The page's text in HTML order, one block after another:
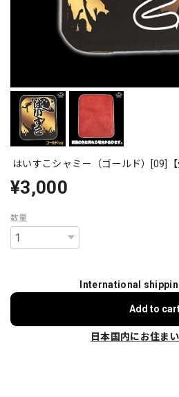
はいすこシャミー（ゴールド）[09]【
¥3,000
数量
International
Add to
日本国内にお住ま